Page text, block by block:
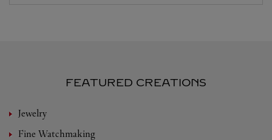
FEATURED CREATIONS
Jewelry
Fine Watchmaking